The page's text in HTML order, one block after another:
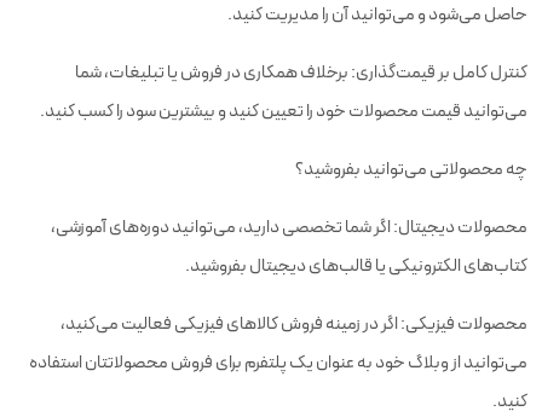
حاصل می‌شود و می‌توانید آن را مدیریت کنید.
کنترل کامل بر قیمت‌گذاری: برخلاف همکاری در فروش یا تبلیغات، شما
می‌توانید قیمت محصولات خود را تعیین کنید و بیشترین سود را کسب کنید.
چه محصولاتی می‌توانید بفروشید؟
محصولات دیجیتال: اگر شما تخصصی دارید، می‌توانید دوره‌های آموزشی،
کتاب‌های الکترونیکی یا قالب‌های دیجیتال بفروشید.
محصولات فیزیکی: اگر در زمینه فروش کالاهای فیزیکی فعالیت می‌کنید،
می‌توانید از وبلاگ خود به عنوان یک پلتفرم برای فروش محصولاتتان استفاده
کنید.